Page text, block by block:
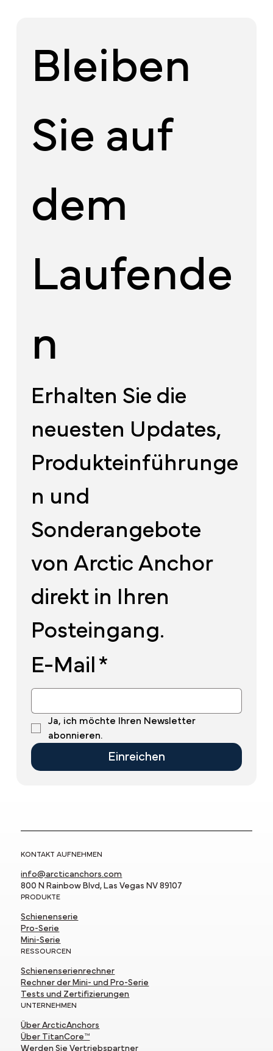
Bleiben
Sie auf
dem
Laufende
n
Erhalten Sie die
neuesten Updates,
Produkteinführunge
n und
Sonderangebote
von Arctic Anchor
direkt in Ihren
Posteingang.
E-Mail *
Ja, ich möchte Ihren Newsletter
abonnieren.
Einreichen
KONTAKT AUFNEHMEN
info@arcticanchors.com
800 N Rainbow Blvd, Las Vegas NV 89107
PRODUKTE
Schienenserie
Pro-Serie
Mini-Serie
RESSOURCEN
Schienenserienrechner
Rechner der Mini- und Pro-Serie
Tests und Zertifizierungen
UNTERNEHMEN
Über ArcticAnchors
Über TitanCore™
Werden Sie Vertriebspartner